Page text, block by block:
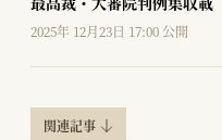
2025年 12月23日 17:00 公開
関連記事